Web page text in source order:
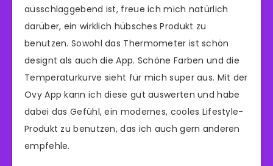
ausschlaggebend ist, freue ich mich natürlich
darüber, ein wirklich hübsches Produkt zu
benutzen. Sowohl das Thermometer ist schön
designt als auch die App. Schöne Farben und die
Temperaturkurve sieht für mich super aus. Mit der
Ovy App kann ich diese gut auswerten und habe
dabei das Gefühl, ein modernes, cooles Lifestyle-
Produkt zu benutzen, das ich auch gern anderen
empfehle.